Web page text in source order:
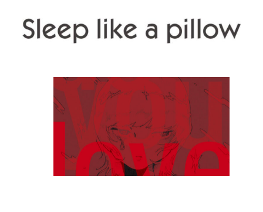
Skip to content